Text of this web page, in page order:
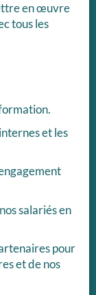
en œuvre
tous les
et les
salariés en
pour
et de nos